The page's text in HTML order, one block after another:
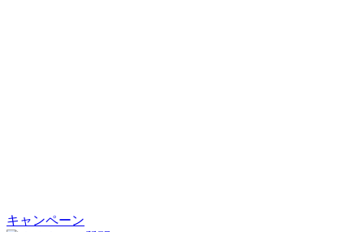
キャンペーン